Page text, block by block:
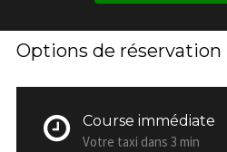
Options de réservation
Course immédiate
Votre taxi dans 3 min